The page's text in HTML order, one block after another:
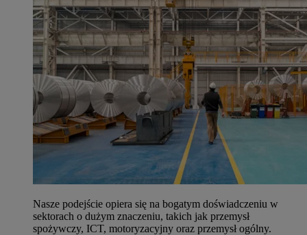
Nasze podejście opiera się na bogatym doświadczeniu w
sektorach o dużym znaczeniu, takich jak przemysł
spożywczy, ICT, motoryzacyjny oraz przemysł ogólny.